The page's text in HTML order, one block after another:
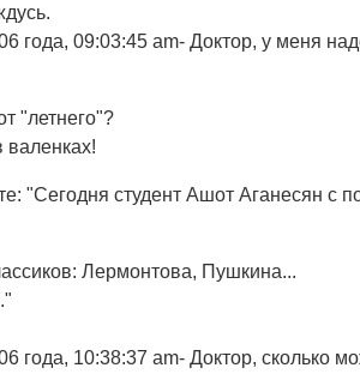
года, 09:03:45 am- Доктор, у меня
"летнего"?
валенках!
"Сегодня студент Ашот Аганесян
Лермонтова, Пушкина...
года, 10:38:37 am- Доктор, сколько